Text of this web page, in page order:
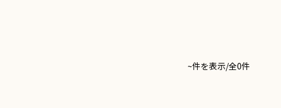
~件を表示/全0件